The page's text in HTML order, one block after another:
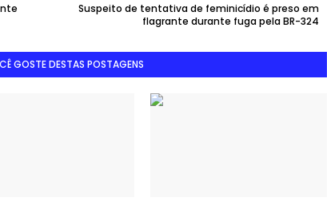
Suspeito de tentativa de feminicídio é preso em
flagrante durante fuga pela BR-324
GOSTE DESTAS POSTAGENS